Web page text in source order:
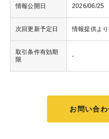
情報公開日 2026/06/25
次回更新予定日 情報提供よ
取引条件有効期
限
-
お問い合